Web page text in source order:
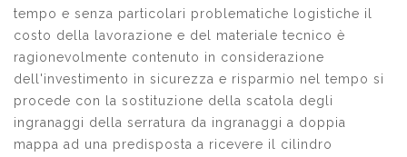
tempo e senza particolari problematiche logistiche il
costo della lavorazione e del materiale tecnico è
ragionevolmente contenuto in considerazione
dell'investimento in sicurezza e risparmio nel tempo si
procede con la sostituzione della scatola degli
ingranaggi della serratura da ingranaggi a doppia
mappa ad una predisposta a ricevere il cilindro